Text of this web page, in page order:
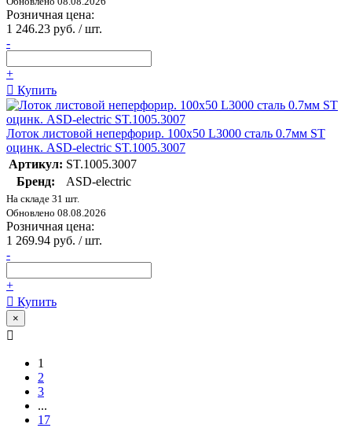
Розничная цена:
1 246.23 руб. / шт.
-
+
Купить
Лоток листовой неперфорир. 100х50 L3000 сталь 0.7мм ST
оцинк. ASD-electric ST.1005.3007
Артикул: ST.1005.3007
Бренд:
ASD-electric
На складе 31 шт.
Обновлено 08.08.2026
Розничная цена:
1 269.94 руб. / шт.
-
+
Купить
×
1
2
3
...
17